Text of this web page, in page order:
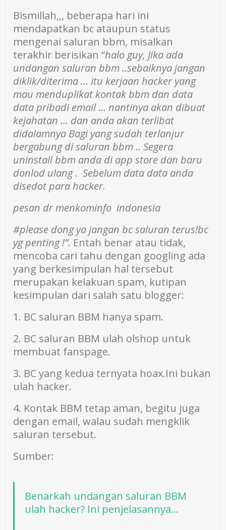
Bismillah,,, beberapa hari ini
mendapatkan bc ataupun status
mengenai saluran bbm, misalkan
terakhir berisikan “halo guy, Jika ada
undangan saluran bbm ..sebaiknya jangan
diklik/diterima … itu kerjaan hacker yang
mau menduplikat kontak bbm dan data
data pribadi email … nantinya akan dibuat
kejahatan … dan anda akan terlibat
didalamnya Bagi yang sudah terlanjur
bergabung di saluran bbm .. Segera
uninstall bbm anda di app store dan baru
donlod ulang . Sebelum data data anda
disedot para hacker.
pesan dr menkominfo indonesia
#please dong ya jangan bc saluran terus!bc
yg penting !”. Entah benar atau tidak,
mencoba cari tahu dengan googling ada
yang berkesimpulan hal tersebut
merupakan kelakuan spam, kutipan
kesimpulan dari salah satu blogger:
1. BC saluran BBM hanya spam.
2. BC saluran BBM ulah olshop untuk
membuat fanspage.
3. BC yang kedua ternyata hoax.Ini bukan
ulah hacker.
4. Kontak BBM tetap aman, begitu juga
dengan email, walau sudah mengklik
saluran tersebut.
Sumber:
Benarkah undangan saluran BBM
ulah hacker? Ini penjelasannya…